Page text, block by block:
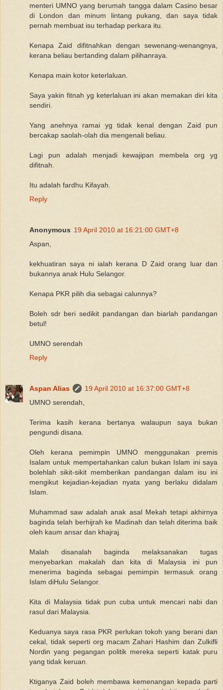
menteri UMNO yang berumah tangga dalam Casino besar
di London dan minum lintang pukang, dan saya tidak
pernah membuat isu terhadap perkara itu.
Kenapa Zaid difitnahkan dengan sewenang-wenangnya,
kerana beliau bertanding dalam pilihanraya.
Kenapa main kotor keterlaluan.
Saya yakin fitnah yg keterlaluan ini akan memakan diri kita
sendiri.
Yang anehnya ramai yg tidak kenal dengan Zaid pun
bercakap saolah-olah dia mengenali beliau.
Lagi pun adalah menjadi kewajipan membela org yg
difitnah.
Itu adalah fardhu Kifayah.
Reply
Anonymous 19 April 2010 at 16:21:00 GMT+8
Aspan,
kekhuatiran saya ni ialah kerana D Zaid orang luar dan
bukannya anak Hulu Selangor.
Kenapa PKR pilih dia sebagai calunnya?
Boleh sdr beri sedikit pandangan dan biarlah pandangan
betul!
UMNO serendah
Reply
Aspan Alias
19 April 2010 at 16:37:00 GMT+8
UMNO serendah,
Terima kasih kerana bertanya walaupun saya bukan
pengundi disana.
Oleh kerana pemimpin UMNO menggunakan premis
Isalam untuk mempertahankan calun bukan Islam ini saya
bolehlah sikit-sikit memberikan pandangan dalam isu ini
mengikut kejadian-kejadian nyata yang berlaku didalam
Islam.
Muhammad saw adalah anak asal Mekah tetapi akhirnya
baginda telah berhijrah ke Madinah dan telah diterima baik
oleh kaum ansar dan khajraj.
Malah disanalah baginda melaksanakan tugas
menyebarkan makalah dan kita di Malaysia ini pun
menerima baginda sebagai pemimpin termasuk orang
Islam diHulu Selangor.
Kita di Malaysia tidak pun cuba untuk mencari nabi dan
rasul dari Malaysia.
Keduanya saya rasa PKR perlukan tokoh yang berani dan
cekal, tidak seperti org macam Zahari Hashim dan Zulkifli
Nordin yang pegangan politik mereka seperti katak puru
yang tidak keruan.
Ktiganya Zaid boleh membawa kemenangan kepada parti